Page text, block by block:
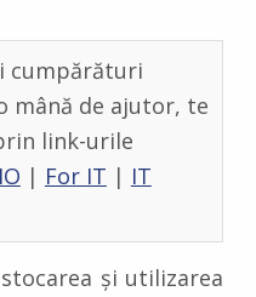
cumpărături
mână de ajutor, te
link-urile
| For IT | IT
și utilizarea